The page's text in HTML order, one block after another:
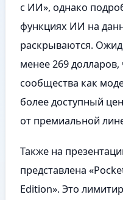
с ИИ», однако
функциях ИИ на
раскрываются.
менее 269
сообщества как
более доступный
от премиальной
Также на
представлена
Edition». Это